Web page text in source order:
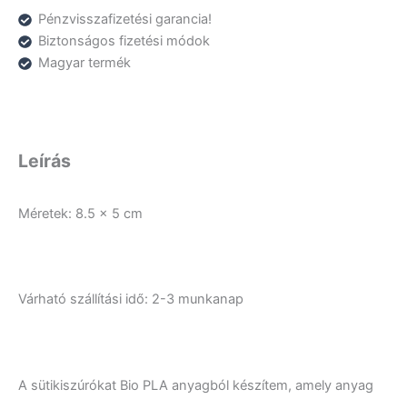
Pénzvisszafizetési garancia!
Biztonságos fizetési módok
Magyar termék
Leírás
Méretek: 8.5 x 5 cm
Várható szállítási idő: 2-3 munkanap
A sütikiszúrókat Bio PLA anyagból készítem, amely anyag